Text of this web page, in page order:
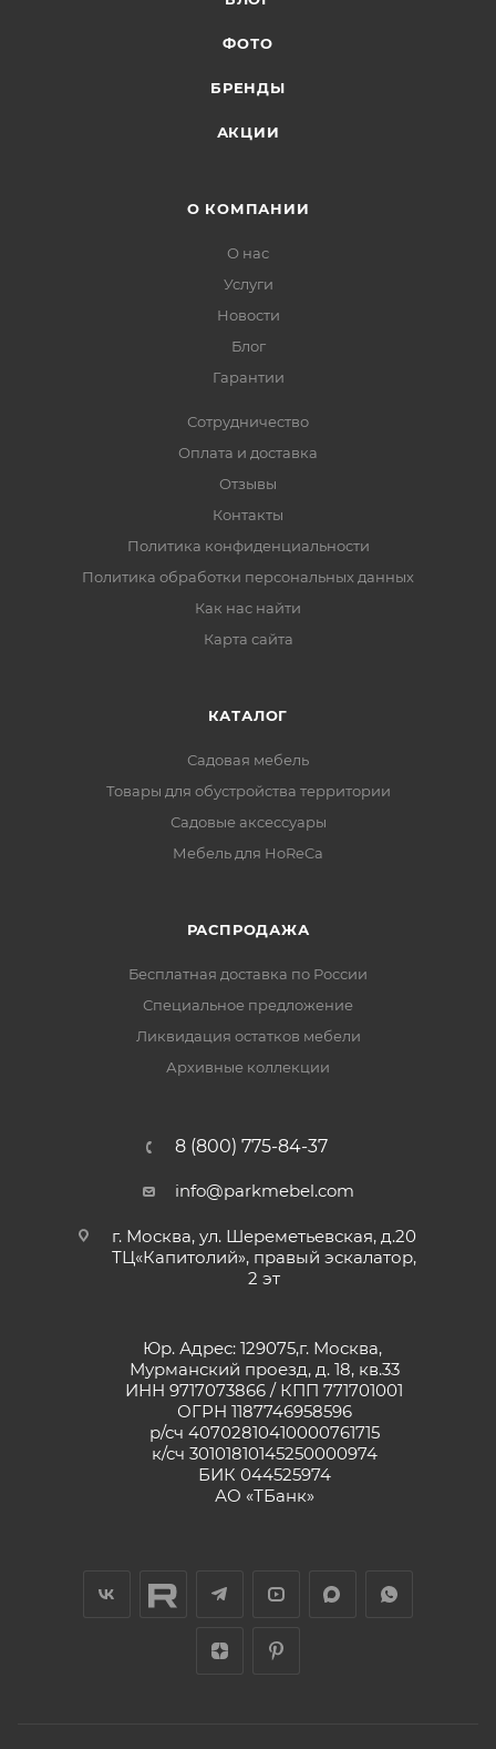
ФОТО
БРЕНДЫ
АКЦИИ
О КОМПАНИИ
О нас
Услуги
Новости
Блог
Гарантии
Сотрудничество
Оплата и доставка
Отзывы
Контакты
Политика конфиденциальности
Политика обработки персональных данных
Как нас найти
Карта сайта
КАТАЛОГ
Садовая мебель
Товары для обустройства территории
Садовые аксессуары
Мебель для HoReCa
РАСПРОДАЖА
Бесплатная доставка по России
Специальное предложение
Ликвидация остатков мебели
Архивные коллекции
8 (800) 775-84-37
info@parkmebel.com
г. Москва, ул. Шереметьевская, д.20
ТЦ«Капитолий», правый эскалатор,
2 эт
Юр. Адрес: 129075,г. Москва,
Мурманский проезд, д. 18, кв.33
ИНН 9717073866 / КПП 771701001
ОГРН 1187746958596
р/сч 40702810410000761715
к/сч 30101810145250000974
БИК 044525974
АО «ТБанк»